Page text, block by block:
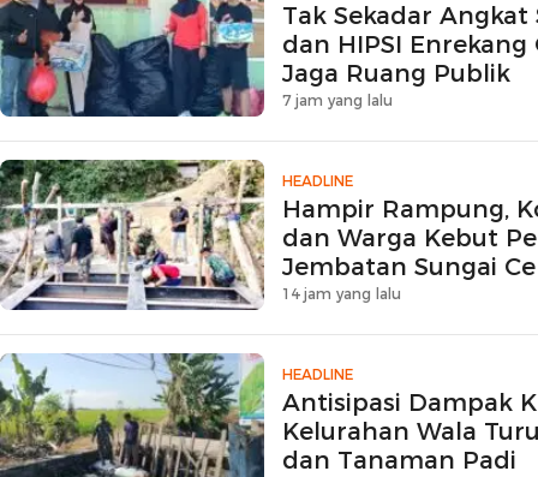
Tak Sekadar Angkat
dan HIPSI
Jaga Ruang Publik
7 jam yang lalu
HEADLINE
Hampir Rampung,
dan Warga Kebut
Jembatan Sungai
Persen
14 jam yang lalu
HEADLINE
Antisipasi Dampak
Kelurahan Wala
dan Tanaman Padi